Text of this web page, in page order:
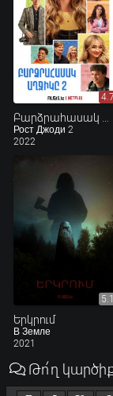
4.7
Рост Джоди 2
2022
5.1
Երկրում
В Земле
2021
Թո՛ղ